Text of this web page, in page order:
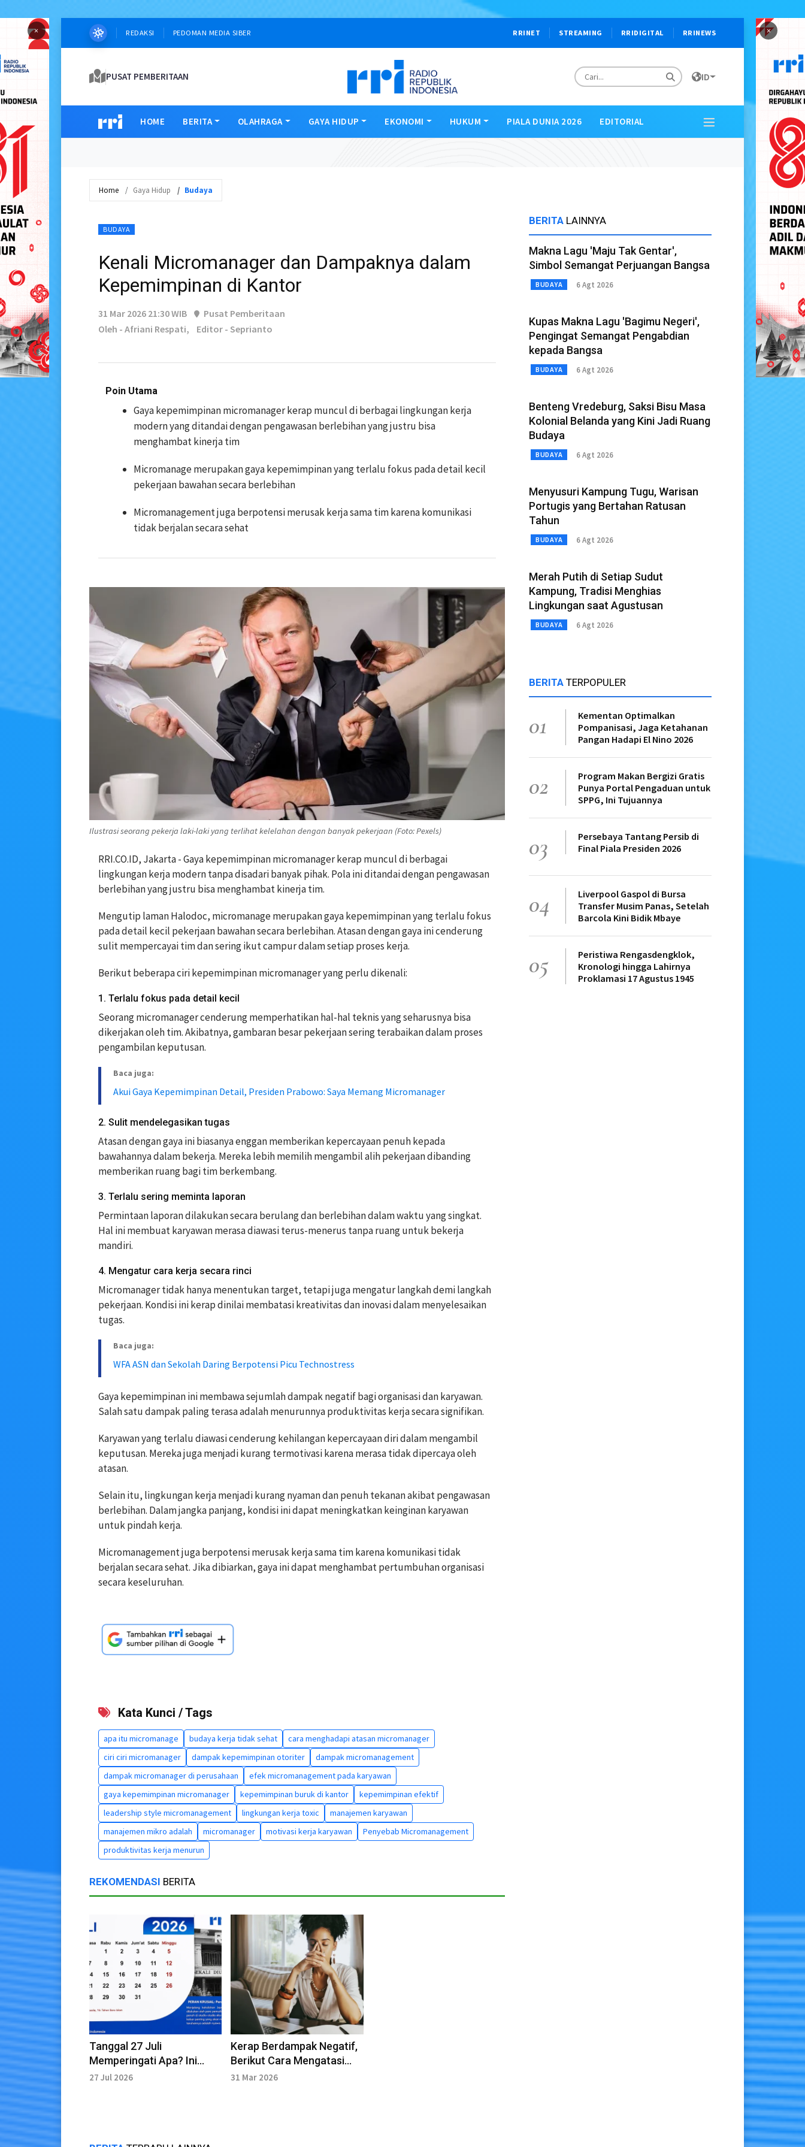
× ×
REDAKSI PEDOMAN MEDIA SIBER RRINET STREAMING RRIDIGITAL RRINEWS
PUSAT PEMBERITAAN ID
HOME BERITA OLAHRAGA GAYA HIDUP EKONOMI HUKUM PIALA DUNIA 2026 EDITORIAL
Home Gaya Hidup Budaya
BUDAYA
Kenali Micromanager dan Dampaknya dalam
Kepemimpinan di Kantor
31 Mar 2026 21:30 WIB
Pusat Pemberitaan
Oleh - Afriani Respati,
Editor - Seprianto
Poin Utama
Gaya kepemimpinan micromanager kerap muncul di berbagai lingkungan kerja
modern yang ditandai dengan pengawasan berlebihan yang justru bisa
menghambat kinerja tim
Micromanage merupakan gaya kepemimpinan yang terlalu fokus pada detail kecil
pekerjaan bawahan secara berlebihan
Micromanagement juga berpotensi merusak kerja sama tim karena komunikasi
tidak berjalan secara sehat
Ilustrasi seorang pekerja laki-laki yang terlihat kelelahan dengan banyak pekerjaan (Foto: Pexels)
RRI.CO.ID, Jakarta - Gaya kepemimpinan micromanager kerap muncul di berbagai
lingkungan kerja modern tanpa disadari banyak pihak. Pola ini ditandai dengan pengawasan
berlebihan yang justru bisa menghambat kinerja tim.
Mengutip laman Halodoc, micromanage merupakan gaya kepemimpinan yang terlalu fokus
pada detail kecil pekerjaan bawahan secara berlebihan. Atasan dengan gaya ini cenderung
sulit mempercayai tim dan sering ikut campur dalam setiap proses kerja.
Berikut beberapa ciri kepemimpinan micromanager yang perlu dikenali:
1. Terlalu fokus pada detail kecil
Seorang micromanager cenderung memperhatikan hal-hal teknis yang seharusnya bisa
dikerjakan oleh tim. Akibatnya, gambaran besar pekerjaan sering terabaikan dalam proses
pengambilan keputusan.
Baca juga:
Akui Gaya Kepemimpinan Detail, Presiden Prabowo: Saya Memang Micromanager
2. Sulit mendelegasikan tugas
Atasan dengan gaya ini biasanya enggan memberikan kepercayaan penuh kepada
bawahannya dalam bekerja. Mereka lebih memilih mengambil alih pekerjaan dibanding
memberikan ruang bagi tim berkembang.
3. Terlalu sering meminta laporan
Permintaan laporan dilakukan secara berulang dan berlebihan dalam waktu yang singkat.
Hal ini membuat karyawan merasa diawasi terus-menerus tanpa ruang untuk bekerja
mandiri.
4. Mengatur cara kerja secara rinci
Micromanager tidak hanya menentukan target, tetapi juga mengatur langkah demi langkah
pekerjaan. Kondisi ini kerap dinilai membatasi kreativitas dan inovasi dalam menyelesaikan
tugas.
Baca juga:
WFA ASN dan Sekolah Daring Berpotensi Picu Technostress
Gaya kepemimpinan ini membawa sejumlah dampak negatif bagi organisasi dan karyawan.
Salah satu dampak paling terasa adalah menurunnya produktivitas kerja secara signifikan.
Karyawan yang terlalu diawasi cenderung kehilangan kepercayaan diri dalam mengambil
keputusan. Mereka juga menjadi kurang termotivasi karena merasa tidak dipercaya oleh
atasan.
Selain itu, lingkungan kerja menjadi kurang nyaman dan penuh tekanan akibat pengawasan
berlebihan. Dalam jangka panjang, kondisi ini dapat meningkatkan keinginan karyawan
untuk pindah kerja.
Micromanagement juga berpotensi merusak kerja sama tim karena komunikasi tidak
berjalan secara sehat. Jika dibiarkan, gaya ini dapat menghambat pertumbuhan organisasi
secara keseluruhan.
Kata Kunci / Tags
apa itu micromanage budaya kerja tidak sehat
cara menghadapi atasan micromanager
ciri ciri micromanager
dampak kepemimpinan otoriter
dampak micromanagement
dampak micromanager di perusahaan
efek micromanagement pada karyawan
gaya kepemimpinan micromanager
kepemimpinan buruk di kantor
kepemimpinan efektif
leadership style micromanagement
lingkungan kerja toxic
manajemen karyawan
manajemen mikro adalah
micromanager motivasi kerja karyawan
Penyebab Micromanagement
produktivitas kerja menurun
REKOMENDASI BERITA
Tanggal 27 Juli
Memperingati Apa? Ini
Daftar Momen Pentingnya
27 Jul 2026
Kerap Berdampak Negatif,
Berikut Cara Mengatasi
Gaya Kepemimpinan
31 Mar 2026
BERITA LAINNYA
Makna Lagu 'Maju Tak Gentar',
Simbol Semangat Perjuangan Bangsa
BUDAYA 6 Agt 2026
Kupas Makna Lagu 'Bagimu Negeri',
Pengingat Semangat Pengabdian
kepada Bangsa
BUDAYA 6 Agt 2026
Benteng Vredeburg, Saksi Bisu Masa
Kolonial Belanda yang Kini Jadi Ruang
Budaya
BUDAYA 6 Agt 2026
Menyusuri Kampung Tugu, Warisan
Portugis yang Bertahan Ratusan
Tahun
BUDAYA 6 Agt 2026
Merah Putih di Setiap Sudut
Kampung, Tradisi Menghias
Lingkungan saat Agustusan
BUDAYA 6 Agt 2026
BERITA TERPOPULER
01
Kementan Optimalkan
Pompanisasi, Jaga Ketahanan
Pangan Hadapi El Nino 2026
02
Program Makan Bergizi Gratis
Punya Portal Pengaduan untuk
SPPG, Ini Tujuannya
03
Persebaya Tantang Persib di
Final Piala Presiden 2026
04
Liverpool Gaspol di Bursa
Transfer Musim Panas, Setelah
Barcola Kini Bidik Mbaye
05
Peristiwa Rengasdengklok,
Kronologi hingga Lahirnya
Proklamasi 17 Agustus 1945